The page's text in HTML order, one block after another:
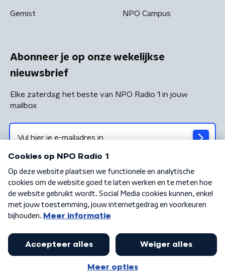
Gemist NPO Campus
Abonneer je op onze wekelijkse
nieuwsbrief
Elke zaterdag het beste van NPO Radio 1 in jouw
mailbox
Algemene voorwaarden